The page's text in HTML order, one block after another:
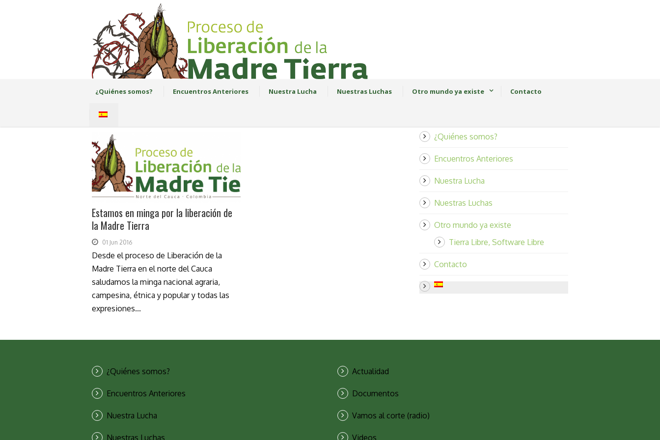
¿Quiénes somos? Encuentros Anteriores Nuestra Lucha Nuestras Luchas Otro mundo ya existe Contacto
Estamos en minga por la liberación de
la Madre Tierra
01 Jun 2016
Desde el proceso de Liberación de la
Madre Tierra en el norte del Cauca
saludamos la minga nacional agraria,
campesina, étnica y popular y todas las
expresiones...
¿Quiénes somos?
Encuentros Anteriores
Nuestra Lucha
Nuestras Luchas
Otro mundo ya existe
Tierra Libre, Software Libre
Contacto
¿Quiénes somos?
Encuentros Anteriores
Nuestra Lucha
Nuestras Luchas
Actualidad
Documentos
Vamos al corte (radio)
Videos